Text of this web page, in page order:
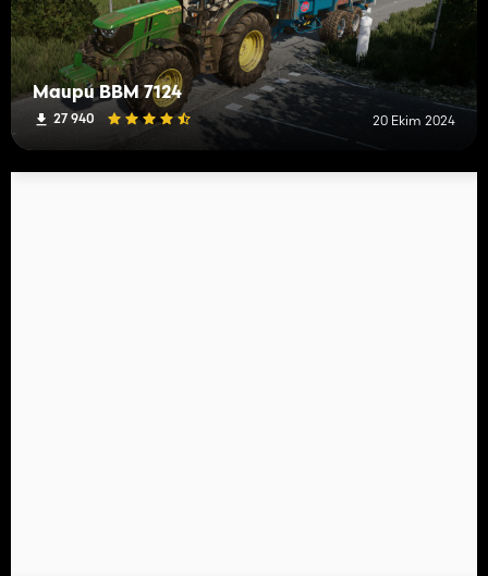
Maupu BBM 7124
27 940 20 Ekim 2024